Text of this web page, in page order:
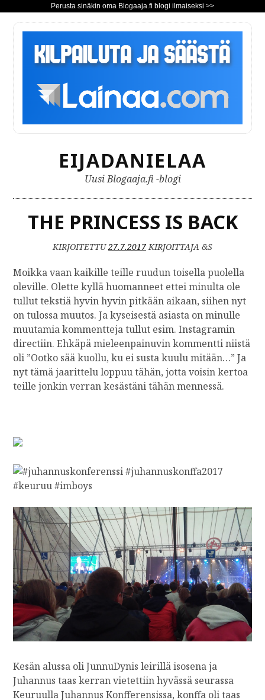
Perusta sinäkin oma Blogaaja.fi blogi ilmaiseksi >>
S
i
ö
EIJADANIELAA
Uusi Blogaaja.fi -blogi
THE PRINCESS IS BACK
KIRJOITETTU27.7.2017KIRJOITTAJA &S
Moikka vaan kaikille teille ruudun toisella puolella
oleville. Olette kyllä huomanneet ettei minulta ole
tullut tekstiä hyvin hyvin pitkään aikaan, siihen nyt
on tulossa muutos. Ja kyseisestä asiasta on minulle
muutamia kommentteja tullut esim. Instagramin
directiin. Ehkäpä mieleenpainuvin kommentti niistä
oli ”Ootko sää kuollu, ku ei susta kuulu mitään…” Ja
nyt tämä jaarittelu loppuu tähän, jotta voisin kertoa
teille jonkin verran kesästäni tähän mennessä.
Kesän alussa oli JunnuDynis leirillä isosena ja
Juhannus taas kerran vietettiin hyvässä seurassa
Keuruulla Juhannus Konfferensissa, konffa oli taas